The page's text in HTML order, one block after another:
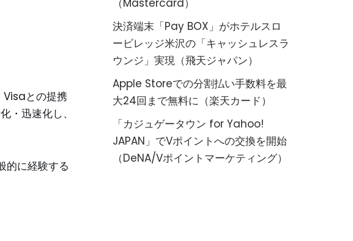
との提携
・迅速化し、
的に経験する
（Mastercard）
決済端末「Pay BOX」がホテルスロ
ービレッジ米沢の「キャッシュレスラ
ウンジ」実現（飛天ジャパン）
Apple Storeでの分割払い手数料を最
大24回まで無料に（楽天カード）
「カジュゲータウン for Yahoo!
JAPAN」でVポイントへの交換を開始
（DeNA/Vポイントマーケティング）